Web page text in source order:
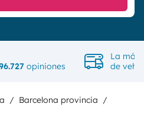
opiniones
La más
de
Barcelona provincia